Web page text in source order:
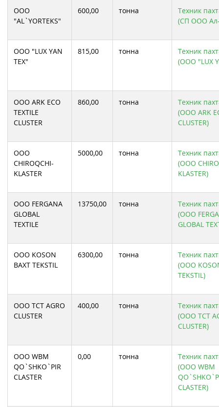
ООО
"AL`YORTEKS"
600,00 тонна
Техник
(СП ООО Ал-
ООО "LUX YAN
TEX"
815,00 тонна
Техник
(ООО "LUX
ООО ARK ECO
TEXTILE
CLUSTER
860,00 тонна
Техник
(ООО ARK
CLUSTER)
ООО
CHIROQCHI-
KLASTER
5000,00 тонна
Техник
(ООО
KLASTER)
ООО FERGANA
GLOBAL
TEXTILE
13750,00 тонна
Техник
(ООО
GLOBAL
ООО KOSON
BAXT TEKSTIL
6300,00 тонна
Техник
(ООО
TEKSTIL)
ООО TCT AGRO
CLUSTER
400,00 тонна
Техник
(ООО TCT
CLUSTER)
ООО WBM
QO`SHKO`PIR
CLASTER
0,00 тонна
Техник
(ООО WBM
CLASTER)